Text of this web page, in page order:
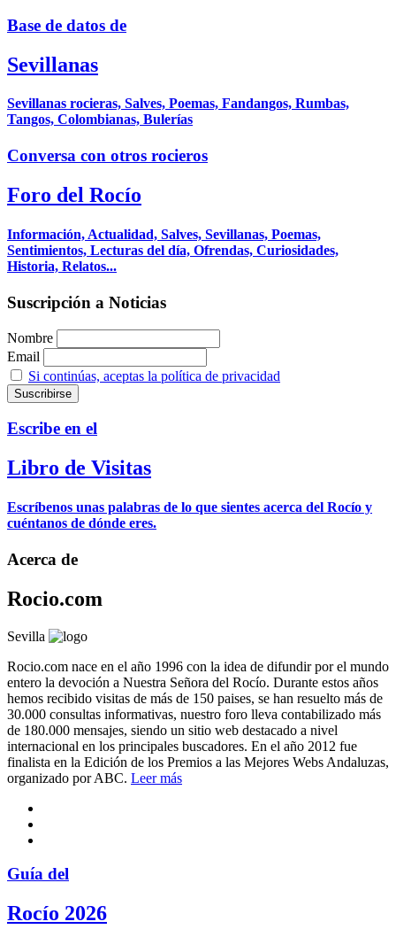
Base de datos de
Sevillanas
Sevillanas rocieras, Salves, Poemas, Fandangos, Rumbas,
Tangos, Colombianas, Bulerías
Conversa con otros rocieros
Foro del Rocío
Información, Actualidad, Salves, Sevillanas, Poemas,
Sentimientos, Lecturas del día, Ofrendas, Curiosidades,
Historia, Relatos...
Suscripción a Noticias
Nombre
Email
Si continúas, aceptas la política de privacidad
Escribe en el
Libro de Visitas
Escríbenos unas palabras de lo que sientes acerca del Rocío y
cuéntanos de dónde eres.
Acerca de
Rocio.com
Sevilla
Rocio.com nace en el año 1996 con la idea de difundir por el mundo
entero la devoción a Nuestra Señora del Rocío. Durante estos años
hemos recibido visitas de más de 150 paises, se han resuelto más de
30.000 consultas informativas, nuestro foro lleva contabilizado más
de 180.000 mensajes, siendo un sitio web destacado a nivel
internacional en los principales buscadores. En el año 2012 fue
finalista en la Edición de los Premios a las Mejores Webs Andaluzas,
organizado por ABC. Leer más
Guía del
Rocío 2026